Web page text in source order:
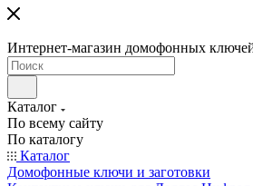
Интернет-магазин домофонных
Каталог
По всему сайту
По каталогу
Каталог
Домофонные ключи и заготовки